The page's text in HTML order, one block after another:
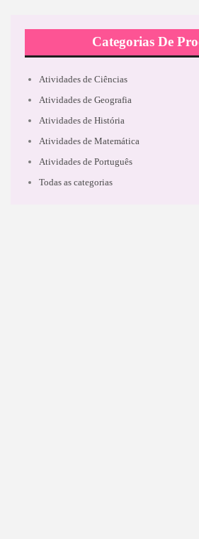
Categorias De
Atividades de Ciências
Atividades de Geografia
Atividades de História
Atividades de Matemática
Atividades de Português
Todas as categorias